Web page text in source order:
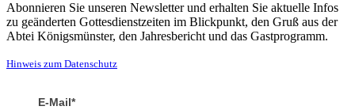
Abonnieren Sie unseren Newsletter und erhalten Sie aktuelle Infos
zu geänderten Gottesdienstzeiten im Blickpunkt, den Gruß aus der
Abtei Königsmünster, den Jahresbericht und das Gastprogramm.
Hinweis zum Datenschutz
E-Mail*